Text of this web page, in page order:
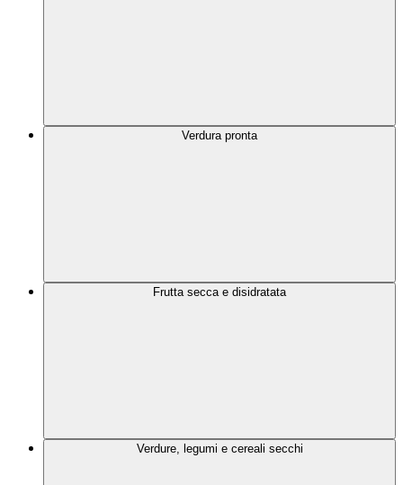
Verdura pronta
Frutta secca e disidratata
Verdure, legumi e cereali secchi